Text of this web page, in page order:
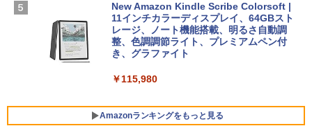
FMV ノートパソコン WE1-K3 (MS 365 P
ersonal/Copilotキー搭載/Win 11/15.6型/
Core i5/16GB/SSD 512GB/ホワイト) FM
￥3,600
New Amazon Kindle Scribe Colorsoft |
11インチカラーディスプレイ、64GBスト
レージ、ノート機能搭載、明るさ自動調
整、色調調節ライト、プレミアムペン付
き、グラファイト
￥115,980
Amazonランキングをもっと見る